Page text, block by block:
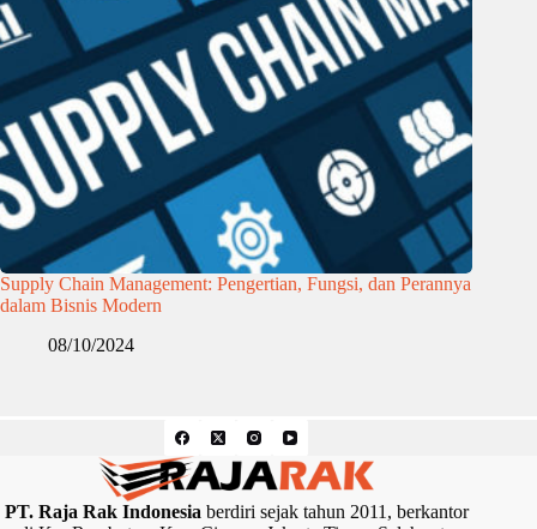
Supply Chain Management: Pengertian, Fungsi, dan Perannya
dalam Bisnis Modern
08/10/2024
PT. Raja Rak Indonesiaberdiri sejak tahun 2011, berkantor